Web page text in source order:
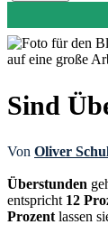
Sind
Von Oliver
Überstunden
entspricht 12
Prozent lassen